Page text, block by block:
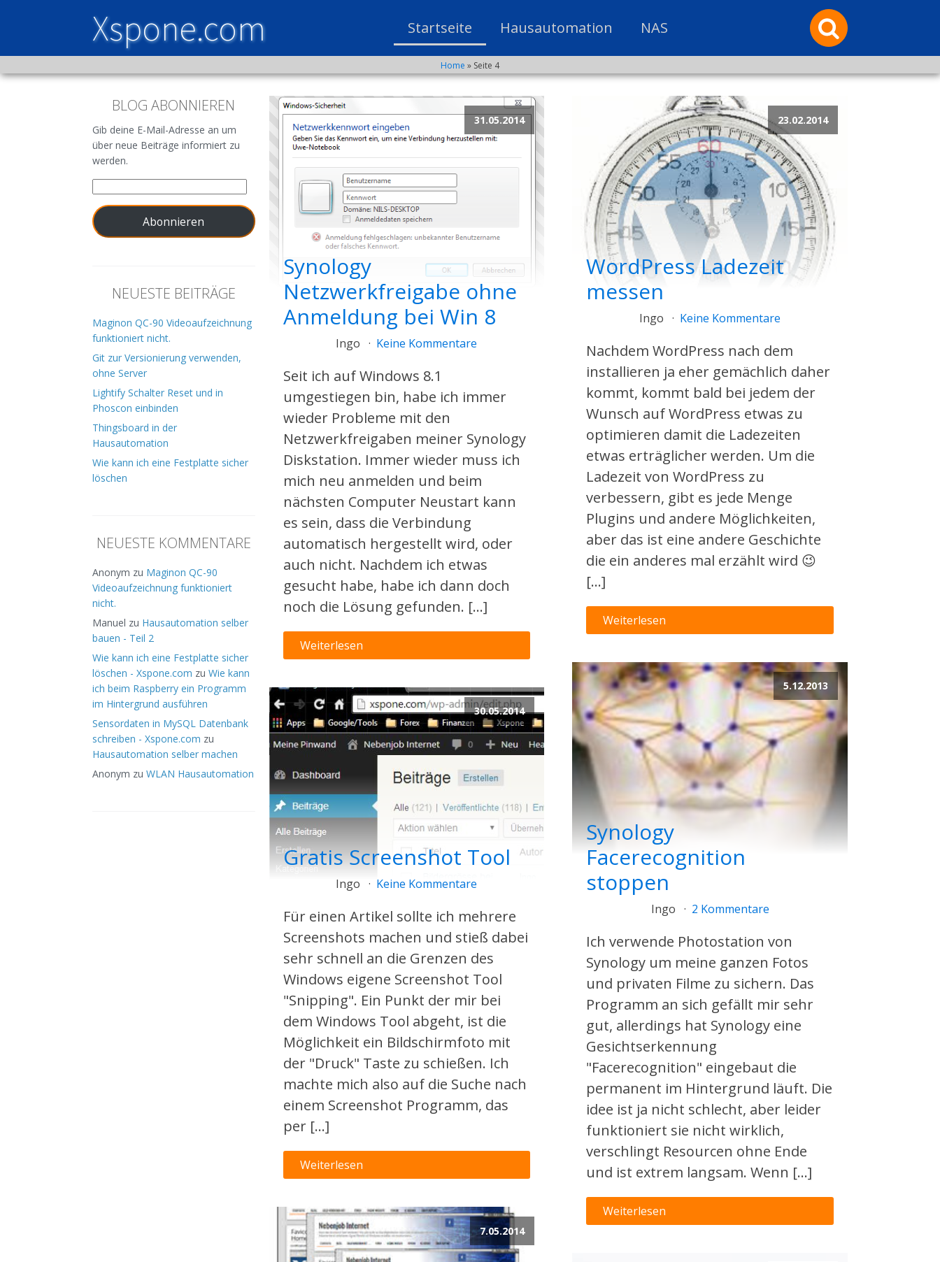
Xspone.com Startseite Hausautomation NAS
Home » Seite 4
BLOG ABONNIEREN
Gib deine E-Mail-Adresse an um
über neue Beiträge informiert zu
werden.
Abonnieren
NEUESTE BEITRÄGE
Maginon QC-90 Videoaufzeichnung
funktioniert nicht.
Git zur Versionierung verwenden,
ohne Server
Lightify Schalter Reset und in
Phoscon einbinden
Thingsboard in der
Hausautomation
Wie kann ich eine Festplatte sicher
löschen
NEUESTE KOMMENTARE
Anonym zu Maginon QC-90
Videoaufzeichnung funktioniert
nicht.
Manuel zu Hausautomation selber
bauen - Teil 2
Wie kann ich eine Festplatte sicher
löschen - Xspone.com zu Wie kann
ich beim Raspberry ein Programm
im Hintergrund ausführen
Sensordaten in MySQL Datenbank
schreiben - Xspone.com zu
Hausautomation selber machen
Anonym zu WLAN Hausautomation
31.05.2014
Synology
Netzwerkfreigabe ohne
Anmeldung bei Win 8
Ingo Keine Kommentare
Seit ich auf Windows 8.1
umgestiegen bin, habe ich immer
wieder Probleme mit den
Netzwerkfreigaben meiner Synology
Diskstation. Immer wieder muss ich
mich neu anmelden und beim
nächsten Computer Neustart kann
es sein, dass die Verbindung
automatisch hergestellt wird, oder
auch nicht. Nachdem ich etwas
gesucht habe, habe ich dann doch
noch die Lösung gefunden. […]
Weiterlesen
30.05.2014
Gratis Screenshot Tool
Ingo Keine Kommentare
Für einen Artikel sollte ich mehrere
Screenshots machen und stieß dabei
sehr schnell an die Grenzen des
Windows eigene Screenshot Tool
"Snipping". Ein Punkt der mir bei
dem Windows Tool abgeht, ist die
Möglichkeit ein Bildschirmfoto mit
der "Druck" Taste zu schießen. Ich
machte mich also auf die Suche nach
einem Screenshot Programm, das
per […]
Weiterlesen
7.05.2014
23.02.2014
WordPress Ladezeit
messen
Ingo Keine Kommentare
Nachdem WordPress nach dem
installieren ja eher gemächlich daher
kommt, kommt bald bei jedem der
Wunsch auf WordPress etwas zu
optimieren damit die Ladezeiten
etwas erträglicher werden. Um die
Ladezeit von WordPress zu
verbessern, gibt es jede Menge
Plugins und andere Möglichkeiten,
aber das ist eine andere Geschichte
die ein anderes mal erzählt wird 😉
[…]
Weiterlesen
5.12.2013
Synology
Facerecognition
stoppen
Ingo 2 Kommentare
Ich verwende Photostation von
Synology um meine ganzen Fotos
und privaten Filme zu sichern. Das
Programm an sich gefällt mir sehr
gut, allerdings hat Synology eine
Gesichtserkennung
"Facerecognition" eingebaut die
permanent im Hintergrund läuft. Die
idee ist ja nicht schlecht, aber leider
funktioniert sie nicht wirklich,
verschlingt Resourcen ohne Ende
und ist extrem langsam. Wenn […]
Weiterlesen